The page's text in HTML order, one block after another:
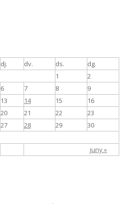
dj. dv. ds. dg.
juny »
1
2
6 7 8
9
13 14 15
16
20 21 22
23
27 28 29
30